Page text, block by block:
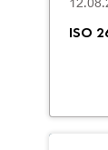
ISO